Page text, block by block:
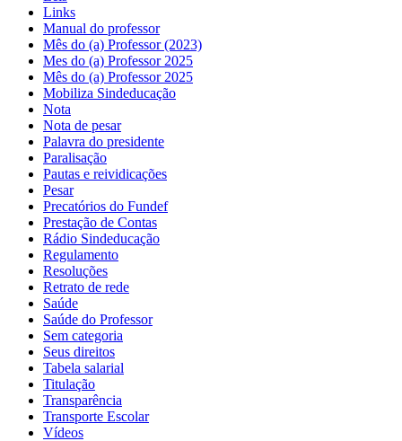
Links
Manual do professor
Mês do (a) Professor (2023)
Mes do (a) Professor 2025
Mês do (a) Professor 2025
Mobiliza Sindeducação
Nota
Nota de pesar
Palavra do presidente
Paralisação
Pautas e reividicações
Pesar
Precatórios do Fundef
Prestação de Contas
Rádio Sindeducação
Regulamento
Resoluções
Retrato de rede
Saúde
Saúde do Professor
Sem categoria
Seus direitos
Tabela salarial
Titulação
Transparência
Transporte Escolar
Vídeos